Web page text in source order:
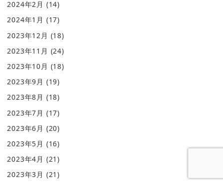
2024年2月 (14)
2024年1月 (17)
2023年12月 (18)
2023年11月 (24)
2023年10月 (18)
2023年9月 (19)
2023年8月 (18)
2023年7月 (17)
2023年6月 (20)
2023年5月 (16)
2023年4月 (21)
2023年3月 (21)